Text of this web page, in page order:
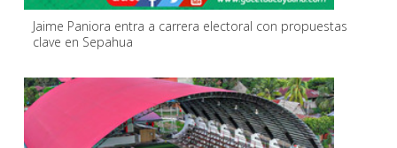
Jaime Paniora entra a carrera electoral con propuestas
clave en Sepahua